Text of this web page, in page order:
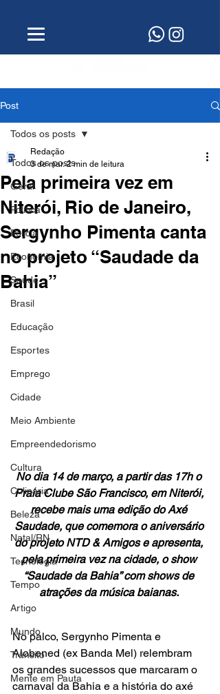
Post
Todos os posts
Geral
Política
Polícia
Economia
Saúde
Brasil
Educação
Esportes
Emprego
Cidade
Meio Ambiente
Empreendedorismo
Cultura
Culinária
Beleza
Natal/RN
Tecnologia
Tempo
Artigo
Mundo
Trânsito
Mente em Pauta
Todos os posts
Pela primeira vez em
Niterói, Rio de Janeiro,
Sergynho Pimenta canta
no projeto “Saudade da
Bahia”
Redação
3 de mar. 2 min de leitura
No dia 14 de março, a partir das 17h o
Praia Clube São Francisco, em Niterói,
recebe mais uma edição do Axé
Saudade, que comemora o aniversário
do projeto NTD & Amigos e apresenta,
pela primeira vez na cidade, o show
“Saudade da Bahia” com shows de
atrações da música baianas.
No palco, Sergynho Pimenta e
Alobened (ex Banda Mel) relembram
os grandes sucessos que marcaram o
carnaval da Bahia e a história do axé